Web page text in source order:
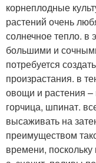
корнеплодные
растений очень
солнечное тепло. в
большими и
потребуется
произрастания. в
овощи и растения –
горчица, шпинат.
высаживать на
преимуществом
времени,